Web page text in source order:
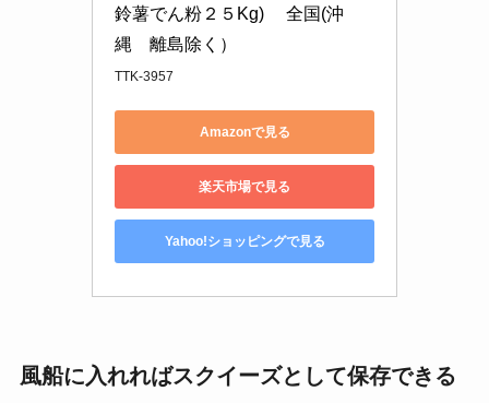
鈴薯でん粉２５Kg) 　全国(沖
縄　離島除く）
TTK-3957
Amazonで見る
楽天市場で見る
Yahoo!ショッピングで見る
風船に入れればスクイーズとして保存できる